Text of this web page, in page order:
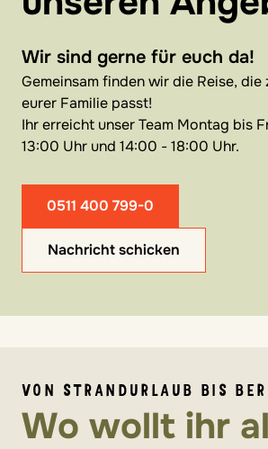
Wir sind gerne für euch da!
Gemeinsam finden wir die Reise, die
eurer Familie passt!
Ihr erreicht unser Team Montag bis
13:00 Uhr und 14:00 - 18:00 Uhr.
0511 400 799-0
Nachricht schicken
VON STRANDURLAUB BIS
Wo wollt ihr